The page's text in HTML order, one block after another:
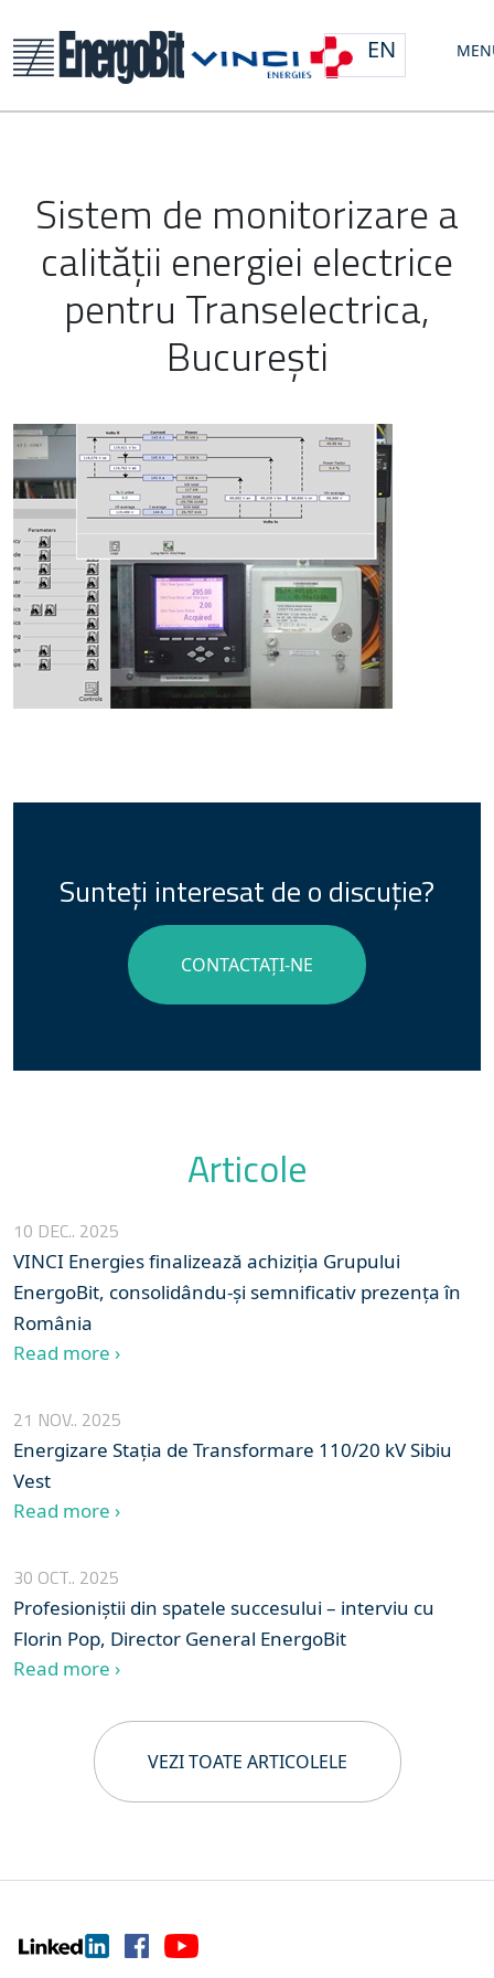
EN
Sistem de monitorizare a
calității energiei electrice
pentru Transelectrica,
București
Sunteți interesat de o discuție?
CONTACTAȚI-NE
Articole
10 DEC.. 2025
VINCI Energies finalizează achiziția Grupului
EnergoBit, consolidându-și semnificativ prezența în
România
Read more ›
21 NOV.. 2025
Energizare Stația de Transformare 110/20 kV Sibiu
Vest
Read more ›
30 OCT.. 2025
Profesioniștii din spatele succesului – interviu cu
Florin Pop, Director General EnergoBit
Read more ›
VEZI TOATE ARTICOLELE